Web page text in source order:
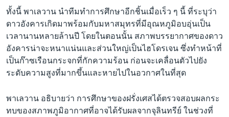
ทั้งนี้ พาเลวาน นำทีมทำการศึกษาอีกชิ้นเมื่อเร็ว ๆ นี้ ที่ระบุว่า
ดาวอังคารเกิดมาพร้อมกับมหาสมุทรที่มีอุณหภูมิอบอุ่นเป็น
เวลานานหลายล้านปี โดยในตอนนั้น สภาพบรรยากาศของดาว
อังคารน่าจะหนาแน่นและส่วนใหญ่เป็นไฮโดรเจน ซึ่งทำหน้าที่
เป็นก๊าซเรือนกระจกที่กักความร้อน ก่อนจะเคลื่อนตัวไปยัง
ระดับความสูงที่มากขึ้นและหายไปในอวกาศในที่สุด
พาเลวาน อธิบายว่า การศึกษาของฝรั่งเศสได้ตรวจสอบผลกระ
ทบของสภาพภูมิอากาศที่อาจได้รับผลจากจุลินทรีย์ ในช่วงที่